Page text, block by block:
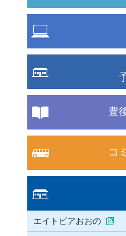
豊
コ
エイトピアおおの